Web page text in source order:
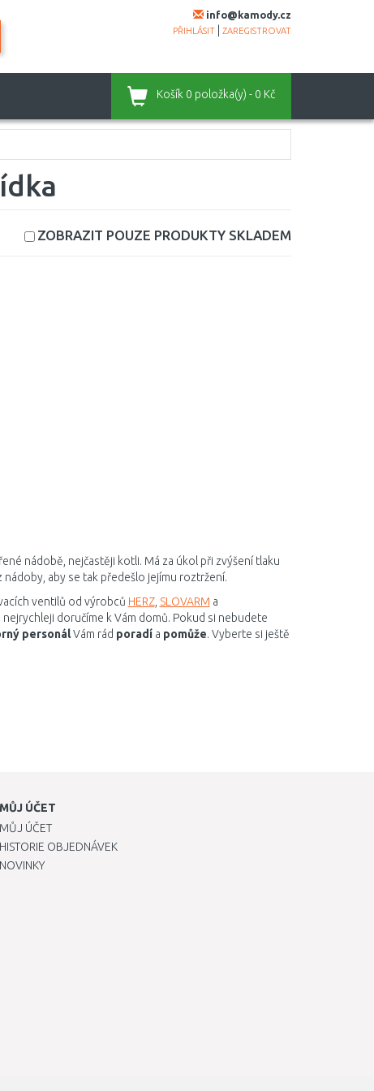
info@kamody.cz
PŘIHLÁSIT ZAREGISTROVAT
Košík 0 položka(y) - 0 Kč
ZOBRAZIT POUZE PRODUKTY SKLADEM
nádobě, nejčastěji kotli. Má za úkol při zvýšení tlaku
aby se tak předešlo jejímu roztržení.
ventilů od výrobců HERZ, SLOVARM a
nejrychleji doručíme k Vám domů. Pokud si nebudete
personálVám rád poradía pomůže. Vyberte si ještě
MŮJ ÚČET
MŮJ ÚČET
HISTORIE OBJEDNÁVEK
NOVINKY